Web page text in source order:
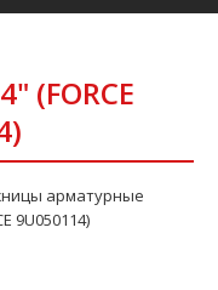
(FORCE
арматурные
9U050114)